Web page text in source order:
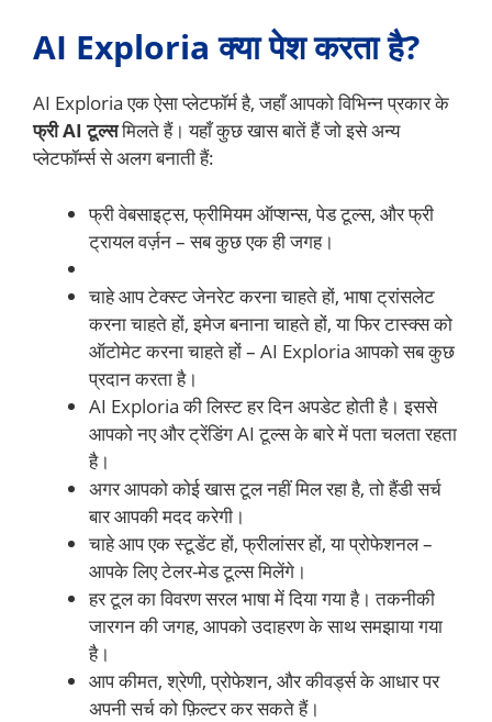
AI Exploria क्या पेश करता है?
AI Exploria एक ऐसा प्लेटफॉर्म है, जहाँ आपको विभिन्न प्रकार के
फ्री AI टूल्समिलते हैं। यहाँ कुछ खास बातें हैं जो इसे अन्य
प्लेटफॉर्म्स से अलग बनाती हैं:
फ्री वेबसाइट्स, फ्रीमियम ऑप्शन्स, पेड टूल्स, और फ्री
ट्रायल वर्ज़न – सब कुछ एक ही जगह।
चाहे आप टेक्स्ट जेनरेट करना चाहते हों, भाषा ट्रांसलेट
करना चाहते हों, इमेज बनाना चाहते हों, या फिर टास्क्स को
ऑटोमेट करना चाहते हों – AI Exploria आपको सब कुछ
प्रदान करता है।
AI Exploria की लिस्ट हर दिन अपडेट होती है। इससे
आपको नए और ट्रेंडिंग AI टूल्स के बारे में पता चलता रहता
है।
अगर आपको कोई खास टूल नहीं मिल रहा है, तो हैंडी सर्च
बार आपकी मदद करेगी।
चाहे आप एक स्टूडेंट हों, फ्रीलांसर हों, या प्रोफेशनल –
आपके लिए टेलर-मेड टूल्स मिलेंगे।
हर टूल का विवरण सरल भाषा में दिया गया है। तकनीकी
जारगन की जगह, आपको उदाहरण के साथ समझाया गया
है।
आप कीमत, श्रेणी, प्रोफेशन, और कीवर्ड्स के आधार पर
अपनी सर्च को फ़िल्टर कर सकते हैं।